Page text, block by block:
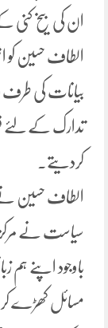
ان کی بیخ کنی
الطاف حسین کو
بیانات کی طرف
تدارک کے لئے
کردیتے۔
الطاف حسین نے
سیاست نے
باوجود اپنے ہم
مسائل کھڑے